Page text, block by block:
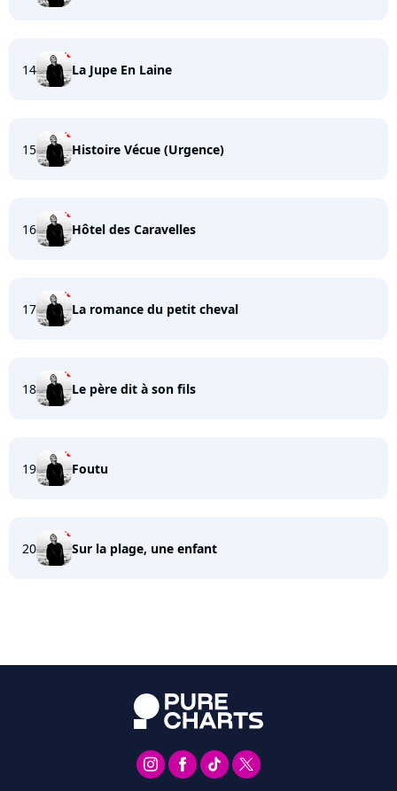
14 La Jupe En Laine
15 Histoire Vécue (Urgence)
16 Hôtel des Caravelles
17 La romance du petit cheval
18 Le père dit à son fils
19 Foutu
20 Sur la plage, une enfant